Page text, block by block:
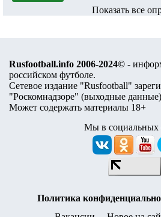
Показать все
Rusfootball.info 2006-2024© -
российском футболе.
Сетевое издание "Rusfootball"
"Роскомнадзоре" (выходные данные
Может содержать материалы 18+
Мы в социальных
Политика